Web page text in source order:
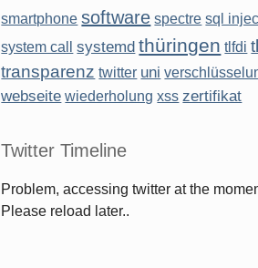
smartphone software spectre sql
system call systemd thüringen tlfdi
transparenz twitter uni
webseite wiederholung xss zertifikat
Twitter Timeline
Problem, accessing twitter at the
Please reload later..